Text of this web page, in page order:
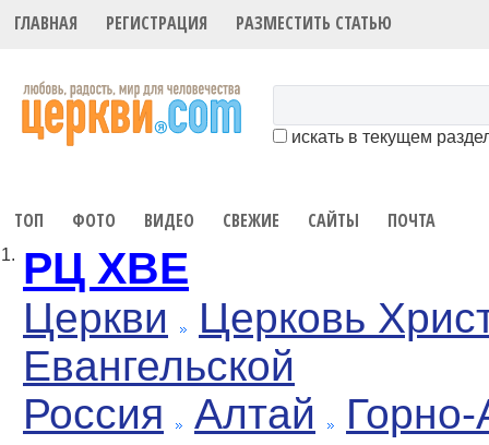
ГЛАВНАЯ РЕГИСТРАЦИЯ РАЗМЕСТИТЬ СТАТЬЮ
искать в текущем
ТОП ФОТО ВИДЕО СВЕЖИЕ САЙТЫ ПОЧТА
1. РЦ ХВЕ
Церкви
Церковь
Евангельской
Россия
Алтай Горно-